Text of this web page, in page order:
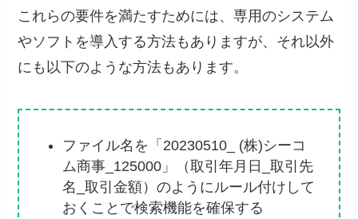
これらの要件を満たすためには、専用のシステム
やソフトを導入する方法もありますが、それ以外
にも以下のような方法もあります。
ファイル名を「20230510_ (株)シーコ
ム商事_125000」（取引年月日_取引先
名_取引金額）のようにルール付けして
おくことで検索機能を確保する